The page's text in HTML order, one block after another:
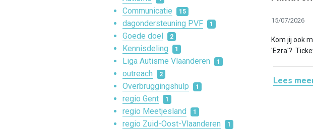
Communicatie 15
dagondersteuning PVF 1
Goede doel 2
Kennisdeling 1
Liga Autisme Vlaanderen 1
outreach 2
Overbruggingshulp 1
regio Gent 1
regio Meetjesland 1
regio Zuid-Oost-Vlaanderen 1
15/07/2026
Kom jij ook
'Ezra'?
Lees